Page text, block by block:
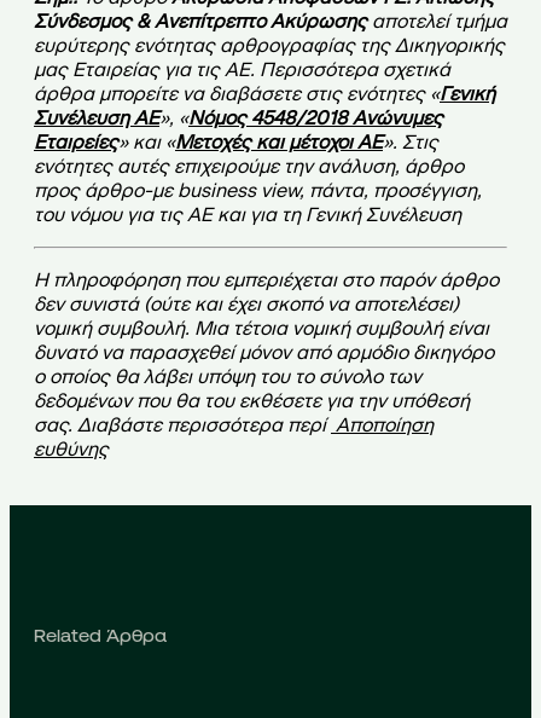
Σύνδεσμος & Ανεπίτρεπτο Ακύρωσηςαποτελεί τμήμα
ευρύτερης ενότητας αρθρογραφίας της Δικηγορικής
μας Εταιρείας για τις ΑΕ. Περισσότερα σχετικά
άρθρα μπορείτε να διαβάσετε στις ενότητες «Γενική
Συνέλευση ΑΕ», «Νόμος 4548/2018 Ανώνυμες
Εταιρείες» και «Μετοχές και μέτοχοι ΑΕ». Στις
ενότητες αυτές επιχειρούμε την ανάλυση, άρθρο
προς άρθρο-με business view, πάντα, προσέγγιση,
του νόμου για τις ΑΕ και για τη Γενική Συνέλευση
Η πληροφόρηση που εμπεριέχεται στο παρόν άρθρο
δεν συνιστά (ούτε και έχει σκοπό να αποτελέσει)
νομική συμβουλή. Μια τέτοια νομική συμβουλή είναι
δυνατό να παρασχεθεί μόνον από αρμόδιο δικηγόρο
ο οποίος θα λάβει υπόψη του το σύνολο των
δεδομένων που θα του εκθέσετε για την υπόθεσή
σας. Διαβάστε περισσότερα περί Αποποίηση
ευθύνης
Related Άρθρα